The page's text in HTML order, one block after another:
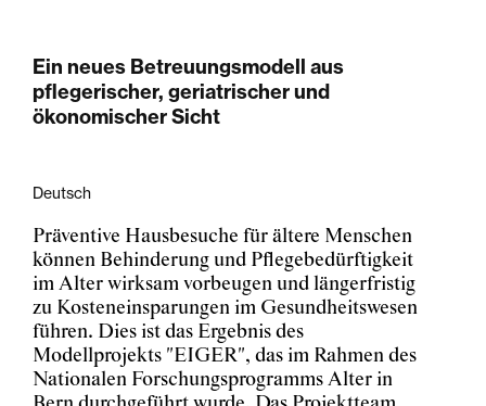
Ein neues Betreuungsmodell aus
pflegerischer, geriatrischer und
ökonomischer Sicht
Deutsch
Präventive Hausbesuche für ältere Menschen
können Behinderung und Pflegebedürftigkeit
im Alter wirksam vorbeugen und längerfristig
zu Kosteneinsparungen im Gesundheitswesen
führen. Dies ist das Ergebnis des
Modellprojekts "EIGER", das im Rahmen des
Nationalen Forschungsprogramms Alter in